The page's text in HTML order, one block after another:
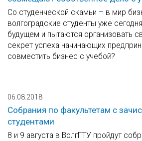
Со студенческой скамьи – в мир
волгоградские студенты уже
будущем и пытаются организовать
секрет успеха начинающих
совместить бизнес с учебой?
06.08.2018
Собрания по факультетам с
студентами
8 и 9 августа в ВолгГТУ пройдут